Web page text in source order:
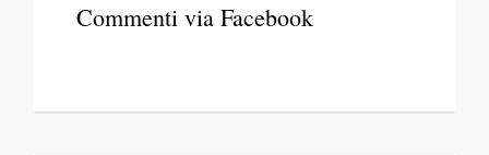
Commenti via Facebook